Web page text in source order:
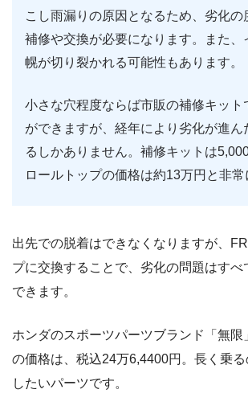
こし雨漏りの原因となるため、劣化の
補修や交換が必要になります。また、
幌が切り裂かれる可能性もあります。
小さな穴程度ならば市販の補修キット
ができますが、経年により劣化が進ん
るしかありません。補修キットは
ロールトップの価格は約13万円と非常
出先での脱着はできなくなりますが、
プに交換することで、劣化の問題はすべ
できます。
ホンダのスポーツパーツブランド「無限
の価格は、税込24万6,4400円。長く乗
したいパーツです。